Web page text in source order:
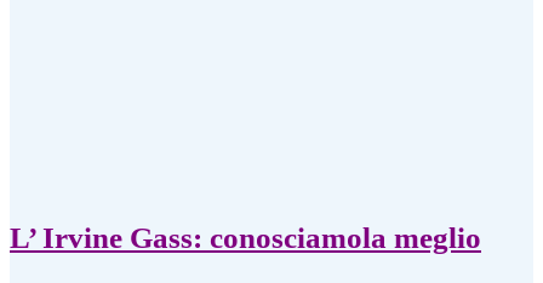
L’ Irvine Gass: conosciamola meglio